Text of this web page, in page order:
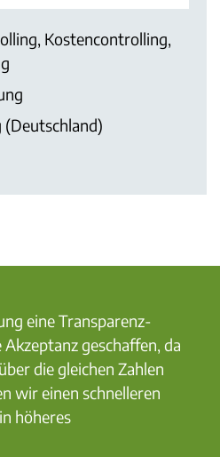
Kostencontrolling,
(Deutschland)
eine Transparenz-
geschaffen, da
die gleichen Zahlen
wir einen schnelleren
höheres